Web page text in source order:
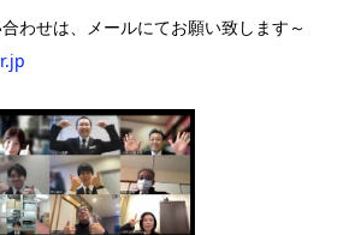
わせは、メールにてお願い致します～